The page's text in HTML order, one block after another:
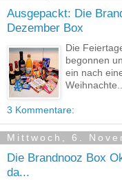
Ausgepackt: Die
Dezember Box
Die
begonnen
ein nach
Weihnachte...
3 Kommentare:
Mittwoch, 6.
Die Brandnooz Box
da...